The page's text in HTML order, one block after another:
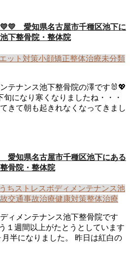
愛知県名古屋市千種区池下に
下整骨院・整体院
ット 対策小顔矯正整体治療未分類
テナンス池下整骨院の澤です🐰💖
旬になり寒くなりましたね・・・
きて朝も起きれなくなってきまし
知県名古屋市千種区池下にある
骨院・整体院
ち ストレス ボディメンテナンス池
交通事故治療健康対策整体治療
ィメンテナンス池下整骨院です
１週間以上がたとうとしています
半になりました。 昨日は紅白の